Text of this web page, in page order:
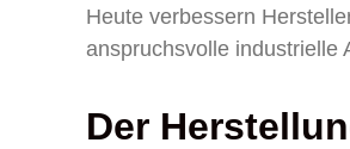
Heute verbessern
anspruchsvolle industrielle
Der